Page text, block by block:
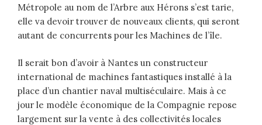
Métropole au nom de l’Arbre aux Hérons s’est tarie,
elle va devoir trouver de nouveaux clients, qui seront
autant de concurrents pour les Machines de l’île.
Il serait bon d’avoir à Nantes un constructeur
international de machines fantastiques installé à la
place d’un chantier naval multiséculaire. Mais à ce
jour le modèle économique de la Compagnie repose
largement sur la vente à des collectivités locales